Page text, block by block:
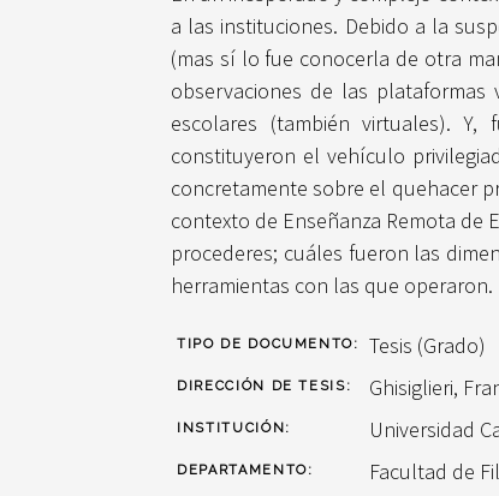
a las instituciones. Debido a la
(mas sí lo fue conocerla de otra
observaciones de las
escolares (también virtuales).
constituyeron el vehículo
concretamente sobre el quehacer
contexto de Enseñanza Remota de
procederes; cuáles fueron las
herramientas con las que operaron.
TIPO DE DOCUMENTO: Tesis (Grado)
DIRECCIÓN DE TESIS: Ghisiglieri,
INSTITUCIÓN: Universidad
DEPARTAMENTO: Facultad de